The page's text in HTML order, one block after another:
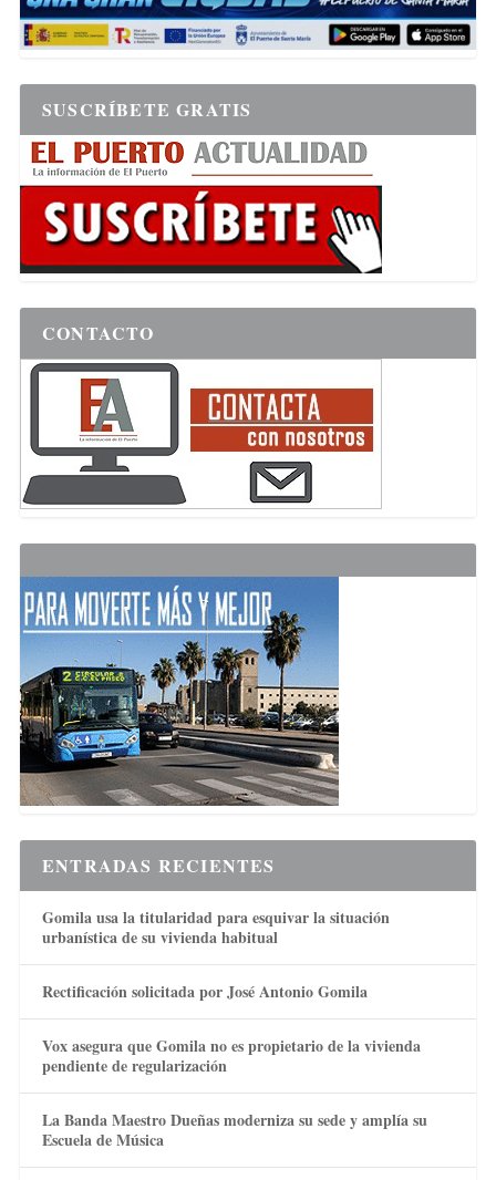
SUSCRÍBETE GRATIS
CONTACTO
ENTRADAS RECIENTES
Gomila usa la titularidad para esquivar la situación
urbanística de su vivienda habitual
Rectificación solicitada por José Antonio Gomila
Vox asegura que Gomila no es propietario de la vivienda
pendiente de regularización
La Banda Maestro Dueñas moderniza su sede y amplía su
Escuela de Música